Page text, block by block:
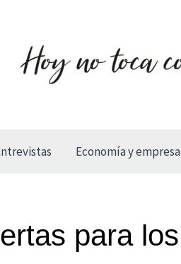
Economía y empresa
para los